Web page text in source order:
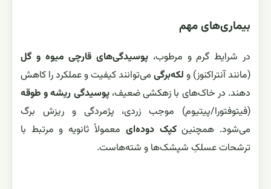
بیماری‌های مهم
در شرایط گرم و مرطوب، پوسیدگی‌های قارچی میوه و گل
(مانند آنتراکنوز) و لکه‌برگیمی‌توانند کیفیت و عملکرد را کاهش
دهند. در خاک‌های با زهکشی ضعیف،پوسیدگی ریشه و طوقه
(فیتوفتورا/پیتیوم) موجب زردی، پژمردگی و ریزش برگ
می‌شود. همچنینکپک دوده‌ای معمولاً ثانویه و مرتبط با
ترشحات عسلکِ شپشک‌ها و شته‌هاست.